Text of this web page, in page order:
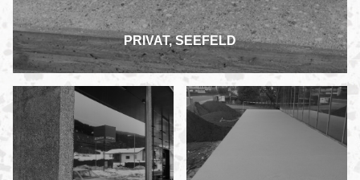
PRIVAT, SEEFELD